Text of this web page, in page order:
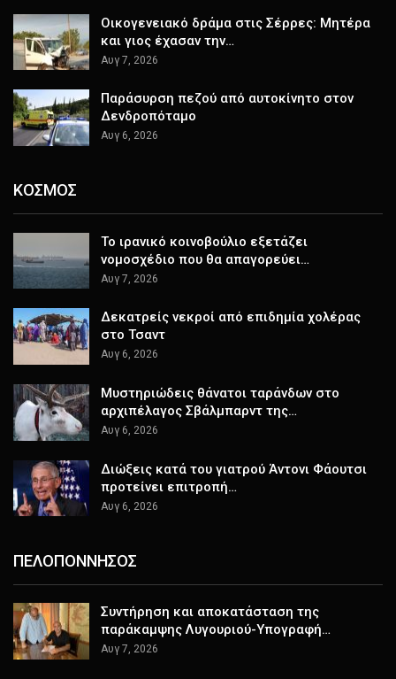
Οικογενειακό δράμα στις Σέρρες: Μητέρα
και γιος έχασαν την…
Αυγ 7, 2026
Παράσυρση πεζού από αυτοκίνητο στον
Δενδροπόταμο
Αυγ 6, 2026
ΚΟΣΜΟΣ
Το ιρανικό κοινοβούλιο εξετάζει
νομοσχέδιο που θα απαγορεύει…
Αυγ 7, 2026
Δεκατρείς νεκροί από επιδημία χολέρας
στο Τσαντ
Αυγ 6, 2026
Μυστηριώδεις θάνατοι ταράνδων στο
αρχιπέλαγος Σβάλμπαρντ της…
Αυγ 6, 2026
Διώξεις κατά του γιατρού Άντονι Φάουτσι
προτείνει επιτροπή…
Αυγ 6, 2026
ΠΕΛΟΠΟΝΝΗΣΟΣ
Συντήρηση και αποκατάσταση της
παράκαμψης Λυγουριού-Υπογραφή…
Αυγ 7, 2026